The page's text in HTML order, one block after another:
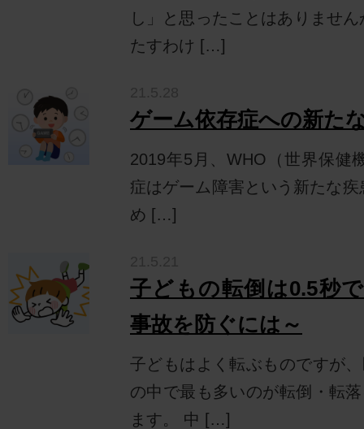
し」と思ったことはありませ
たすわけ […]
ゲーム依存症への新た
2019年5月、WHO（世界保健
症はゲーム障害という新たな
め […]
子どもの転倒は0.5秒
事故を防ぐには～
子どもはよく転ぶものですが
の中で最も多いのが転倒・転
ます。 中 […]